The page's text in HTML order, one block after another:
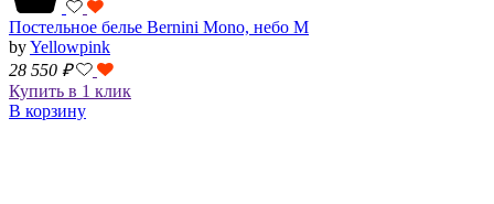
Постельное белье Bernini Mono, небо M
byYellowpink
28 550 ₽
Купить в 1 клик
В корзину